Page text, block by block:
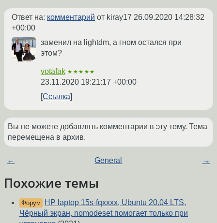
Ответ на: комментарий от kiray17 26.09.2020 14:28:32
+00:00
заменил на lightdm, а гном остался при
этом?
votafak ★★★★★
23.11.2020 19:21:17 +00:00
Ссылка
Вы не можете добавлять комментарии в эту тему. Тема
перемещена в архив.
← General →
Похожие темы
Форум
HP laptop 15s-fqxxxx, Ubuntu 20.04 LTS,
Чёрный экран, nomodeset помогает только при